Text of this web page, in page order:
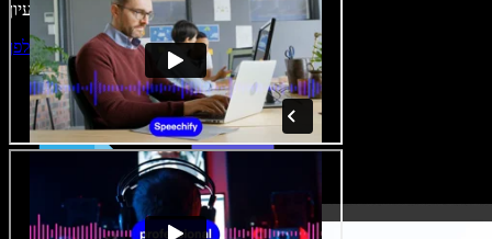
התחילו ליצור באולפן